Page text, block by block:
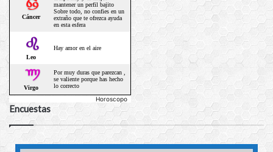
Horoscopo
Encuestas